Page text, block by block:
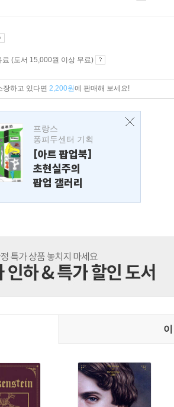
료 (도서 15,000원 이상 무료)
장하고 있다면 2,200원에 판매해 보세요!
프랑스
퐁피두센터 기획
[아트 팝업북]
초현실주의
팝업 갤러리